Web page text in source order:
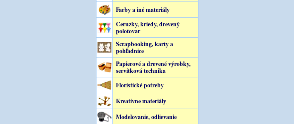
Farby a iné materiály
Ceruzky, kriedy, drevený
polotovar
Scrapbooking, karty a
pohľadnice
Papierové a drevené výrobky,
servítková technika
Floristické potreby
Kreatívne materiály
Modelovanie, odlievanie